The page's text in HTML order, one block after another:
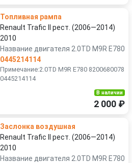
Топливная рампа
Renault Trafic II рест. (2006—2014)
2010
Название двигателя 2.0TD M9R E780
0445214114
Примечание:2.0TD M9R E780 8200680078
0445214114
В наличии
2 000 ₽
Заслонка воздушная
Renault Trafic II рест. (2006—2014)
2010
Название двигателя 2.0TD M9R E780